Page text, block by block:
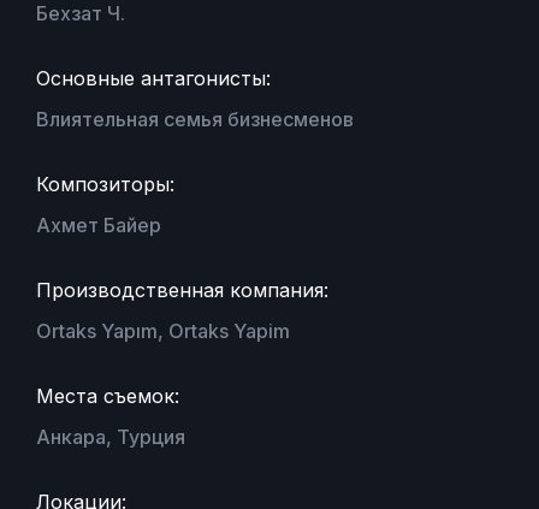
Бехзат Ч.
Основные антагонисты:
Влиятельная семья бизнесменов
Композиторы:
Ахмет Байер
Производственная компания:
Ortaks Yapım, Ortaks Yapim
Места съемок:
Анкара, Турция
Локации: